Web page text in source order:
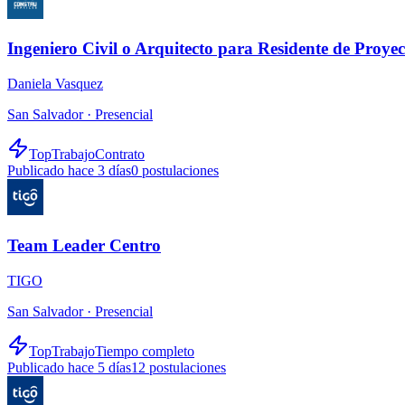
Ingeniero Civil o Arquitecto para Residente de
Daniela Vasquez
San Salvador · Presencial
TopTrabajoContrato
Publicado hace 3 días0 postulaciones
Team Leader Centro
TIGO
San Salvador · Presencial
TopTrabajoTiempo completo
Publicado hace 5 días12 postulaciones